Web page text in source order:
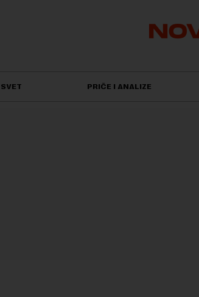
SVET PRIČE I ANALIZE